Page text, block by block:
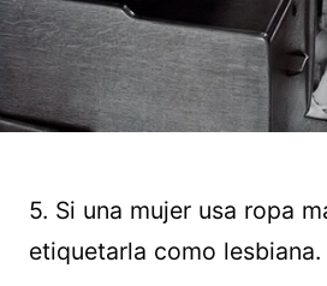
5. Si una mujer usa ropa
etiquetarla como lesbiana.